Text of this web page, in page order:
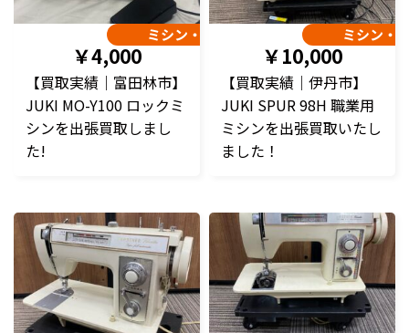
ミシン・編み機
￥4,000
【買取実績｜富田林市】
JUKI MO-Y100 ロックミ
シンを出張買取しまし
た!
ミシン・
￥10,000
【買取実績｜伊丹市】
JUKI SPUR 98H 職業用
ミシンを出張買取いたし
ました！